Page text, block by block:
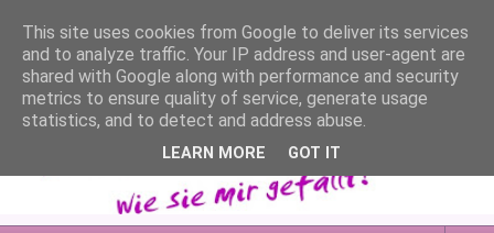
This site uses cookies from Google to deliver its services
and to analyze traffic. Your IP address and user-agent are
shared with Google along with performance and security
metrics to ensure quality of service, generate usage
statistics, and to detect and address abuse.
LEARN MORE GOT IT